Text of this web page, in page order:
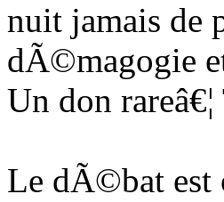
nuit jamais de
dÃ©magogie
Un don rareâ€¦
Le dÃ©bat est